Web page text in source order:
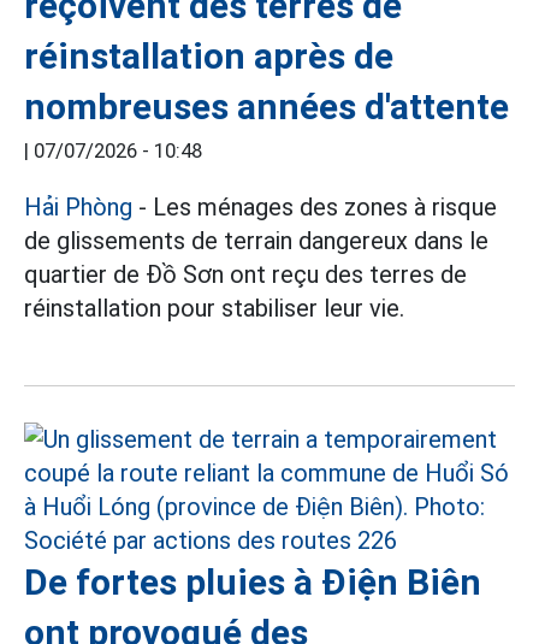
réinstallation après de
nombreuses années d'attente
| 07/07/2026 - 10:48
Hải Phòng - Les ménages des zones à risque
de glissements de terrain dangereux dans le
quartier de Đồ Sơn ont reçu des terres de
réinstallation pour stabiliser leur vie.
De fortes pluies à Điện Biên
ont provoqué des